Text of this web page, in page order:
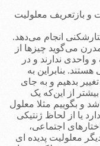
و بازتعریف معلولیت
انجام می‌دهد.
می‌گوید چیزها از
ندارند و در
بنابراین به
بدهیم و به جای
از این‌که یک
و بگوییم مثلا معلول
از لحاظ ژنتیکی
اجتماعی،
معلولیت پدیده ای